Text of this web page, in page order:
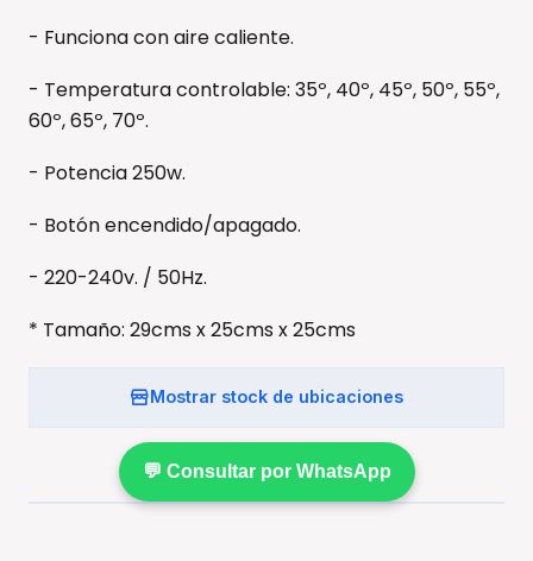
- Funciona con aire caliente.
- Temperatura controlable: 35º, 40º, 45º, 50º, 55º,
60º, 65º, 70º.
- Potencia 250w.
- Botón encendido/apagado.
- 220-240v. / 50Hz.
* Tamaño: 29cms x 25cms x 25cms
Mostrar stock de ubicaciones
💬 Consultar por WhatsApp